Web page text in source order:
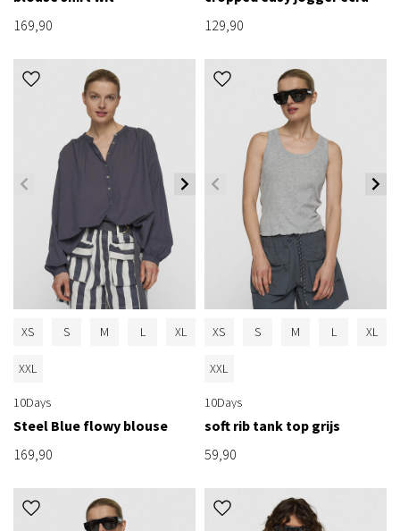
169,90
129,90
XS S M L XL
XXL
10Days
Steel Blue flowy blouse
169,90
XS S M L XL
XXL
10Days
soft rib tank top grijs
59,90